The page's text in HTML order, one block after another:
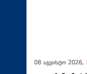
08 აგვისტო 2026,